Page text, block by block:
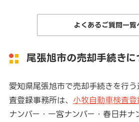
よくあるご質問一覧
尾張旭市の売却手続きに
愛知県尾張旭市で売却手続きを行
査登録事務所は、 小牧自動車検査
ナンバー・一宮ナンバー・春日井ナ